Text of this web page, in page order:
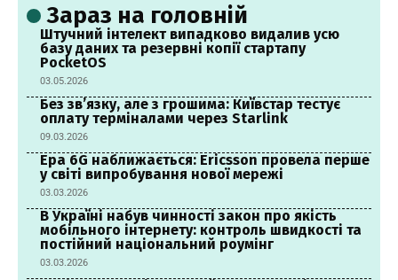
Зараз на головній
Штучний інтелект випадково видалив усю
базу даних та резервні копії стартапу
PocketOS
03.05.2026
Без зв’язку, але з грошима: Київстар тестує
оплату терміналами через Starlink
09.03.2026
Ера 6G наближається: Ericsson провела перше
у світі випробування нової мережі
03.03.2026
В Україні набув чинності закон про якість
мобільного інтернету: контроль швидкості та
постійний національний роумінг
03.03.2026